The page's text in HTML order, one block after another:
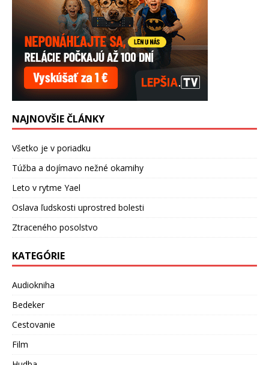
NAJNOVŠIE ČLÁNKY
Všetko je v poriadku
Túžba a dojímavo nežné okamihy
Leto v rytme Yael
Oslava ľudskosti uprostred bolesti
Ztraceného posolstvo
KATEGÓRIE
Audiokniha
Bedeker
Cestovanie
Film